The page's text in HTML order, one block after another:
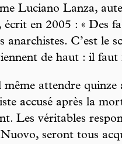
Luciano Lanza,
écrit en 2005 : « Des
anarchistes. C’est le
de haut : il faut
attendre quinze
accusé après la
Les véritables
seront tous